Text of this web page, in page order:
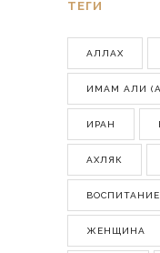
ТЕГИ
АЛЛАХ
ИМАМ АЛИ
ИРАН
АХЛЯК
ВОСПИТАНИЕ
ЖЕНЩИНА